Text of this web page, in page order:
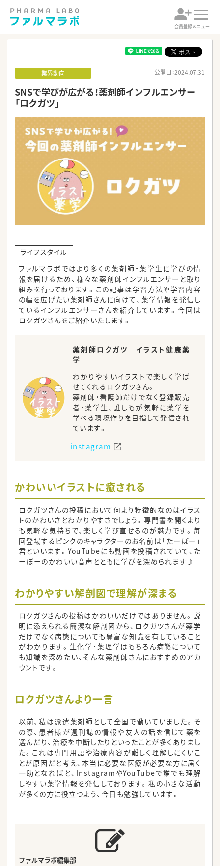
会員登録メニュー
業界動向 公開日：2024.07.31
SNSで学びが広がる！薬剤師インフルエンサー
「ロクガツ」
ファルマラボではより多くの薬剤師・薬学生に学びの情
報を届けるため、様々な薬剤師インフルエンサーと取り
組みを行っております。この記事は学習方法や学習内容
の幅を広げたい薬剤師さんに向けて、薬学情報を発信し
ているインフルエンサーさんを紹介しています。今回は
ロクガツさんをご紹介いたします。
薬剤師ロクガツ イラスト健康薬
学
わかりやすいイラストで楽しく学ば
せてくれるロクガツさん。
薬剤師・看護師だけでなく登録販売
者・薬学生、誰しもが気軽に薬学を
学べる環境作りを目指して発信され
ています。
instagram
かわいいイラストに癒される
ロクガツさんの投稿において何より特徴的なのはイラス
トのかわいさとわかりやすさでしょう。専門書を開くより
も気軽な気持ちで、楽しく学び直せるのが魅力です。毎
回登場するピンクのキャラクターのお名前は「たーぼー」
君といいます。YouTubeにも動画を投稿されていて、た
ーぼーのかわいい音声とともに学びを深められます♪
わかりやすい解剖図で理解が深まる
ロクガツさんの投稿はかわいいだけではありません。説
明に添えられる簡潔な解剖図から、ロクガツさんが薬学
だけでなく病態についても豊富な知識を有していること
がわかります。生化学・薬理学はもちろん病態について
も知識を深めたい、そんな薬剤師さんにおすすめのアカ
ウントです。
ロクガツさんより一言
以前、私は派遣薬剤師として全国で働いていました。そ
の際、患者様が週刊誌の情報や友人の話を信じて薬を
選んだり、治療を中断したりといったことが多くありまし
た。これは専門用語や治療内容が難しく理解しにくいこ
とが原因だと考え、本当に必要な医療が必要な方に届く
一助となればと、InstagramやYouTubeで誰でも理解
しやすい薬学情報を発信しております。私の小さな活動
が多くの方に役立つよう、今日も勉強しています。
ファルマラボ編集部